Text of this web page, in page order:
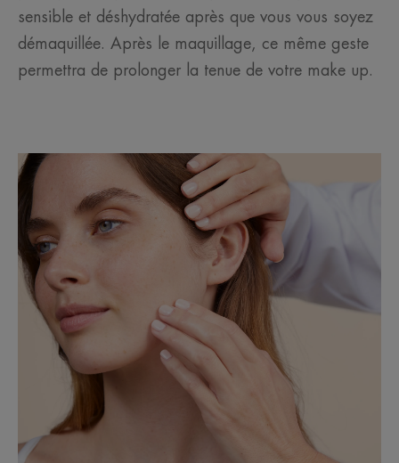
sensible et déshydratée après que vous vous soyez
démaquillée. Après le maquillage, ce même geste
permettra de prolonger la tenue de votre make up.